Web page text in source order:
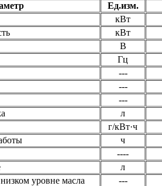
Ед.изм.
кВт
кВт
В
Гц
---
---
---
л
г/кВт·ч
ч
----
л
уровне масла
---